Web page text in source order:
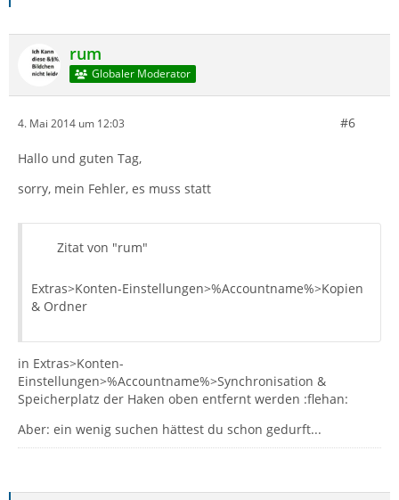
rum
Globaler Moderator
4. Mai 2014 um 12:03 #6
Hallo und guten Tag,
sorry, mein Fehler, es muss statt
Zitat von "rum"
Extras>Konten-Einstellungen>%Accountname%>Kopien
& Ordner
in Extras>Konten-
Einstellungen>%Accountname%>Synchronisation &
Speicherplatz der Haken oben entfernt werden :flehan:
Aber: ein wenig suchen hättest du schon gedurft...